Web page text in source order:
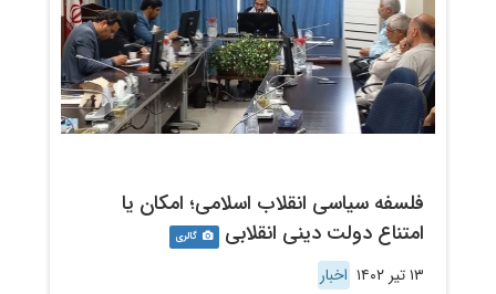
فلسفه سیاسی انقلاب اسلامی؛ امکان یا
امتناع دولت دینی انقلابی
گالری
۱۳ تیر ۱۴۰۲ اخبار